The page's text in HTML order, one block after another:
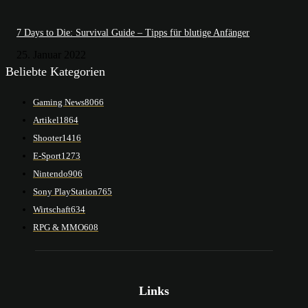
7 Days to Die: Survival Guide – Tipps für blutige Anfänger
Beliebte Kategorien
Gaming News8066
Artikel1864
Shooter1416
E-Sport1273
Nintendo906
Sony PlayStation765
Wirtschaft634
RPG & MMO608
Links